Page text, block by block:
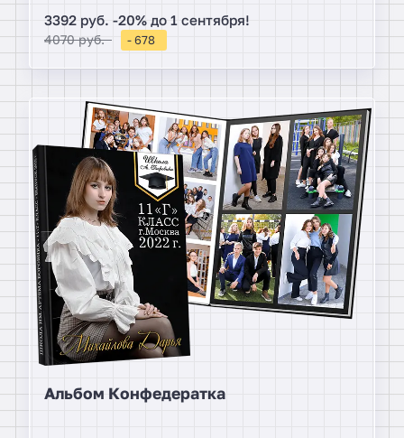
3392 руб. -20% до 1 сентября!
4070 руб. - 678
Альбом Конфедератка